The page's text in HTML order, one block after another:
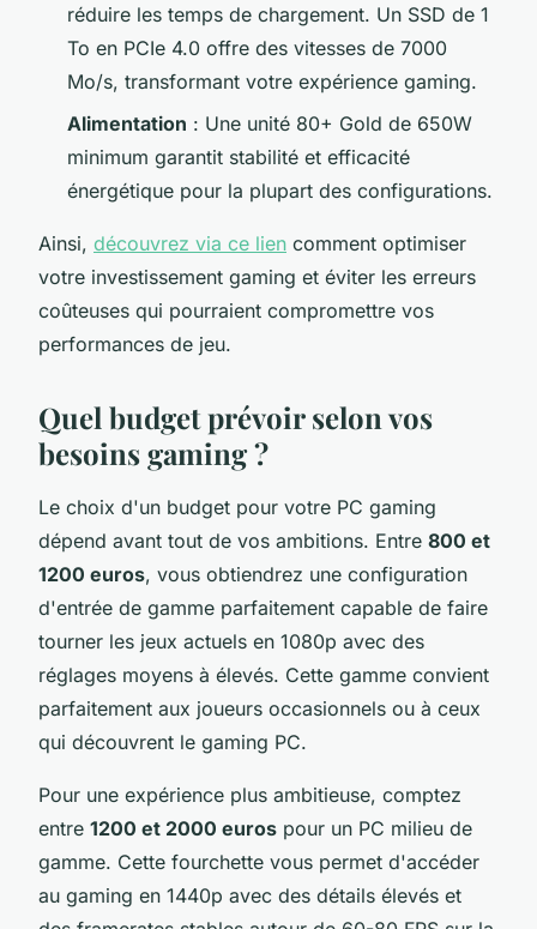
réduire les temps de chargement. Un SSD de 1
To en PCIe 4.0 offre des vitesses de 7000
Mo/s, transformant votre expérience gaming.
Alimentation : Une unité 80+ Gold de 650W
minimum garantit stabilité et efficacité
énergétique pour la plupart des configurations.
Ainsi, découvrez via ce lien comment optimiser
votre investissement gaming et éviter les erreurs
coûteuses qui pourraient compromettre vos
performances de jeu.
Quel budget prévoir selon vos
besoins gaming ?
Le choix d'un budget pour votre PC gaming
dépend avant tout de vos ambitions. Entre 800 et
1200 euros, vous obtiendrez une configuration
d'entrée de gamme parfaitement capable de faire
tourner les jeux actuels en 1080p avec des
réglages moyens à élevés. Cette gamme convient
parfaitement aux joueurs occasionnels ou à ceux
qui découvrent le gaming PC.
Pour une expérience plus ambitieuse, comptez
entre 1200 et 2000 euros pour un PC milieu de
gamme. Cette fourchette vous permet d'accéder
au gaming en 1440p avec des détails élevés et